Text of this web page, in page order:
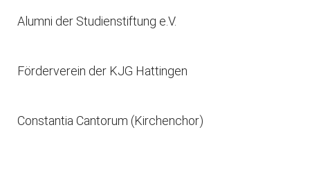
Alumni der Studienstiftung e.V.
Förderverein der KJG Hattingen
Constantia Cantorum (Kirchenchor)